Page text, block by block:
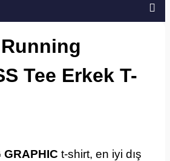
Tee Erkek T-
GRAPHIC t-shirt, en iyi dış